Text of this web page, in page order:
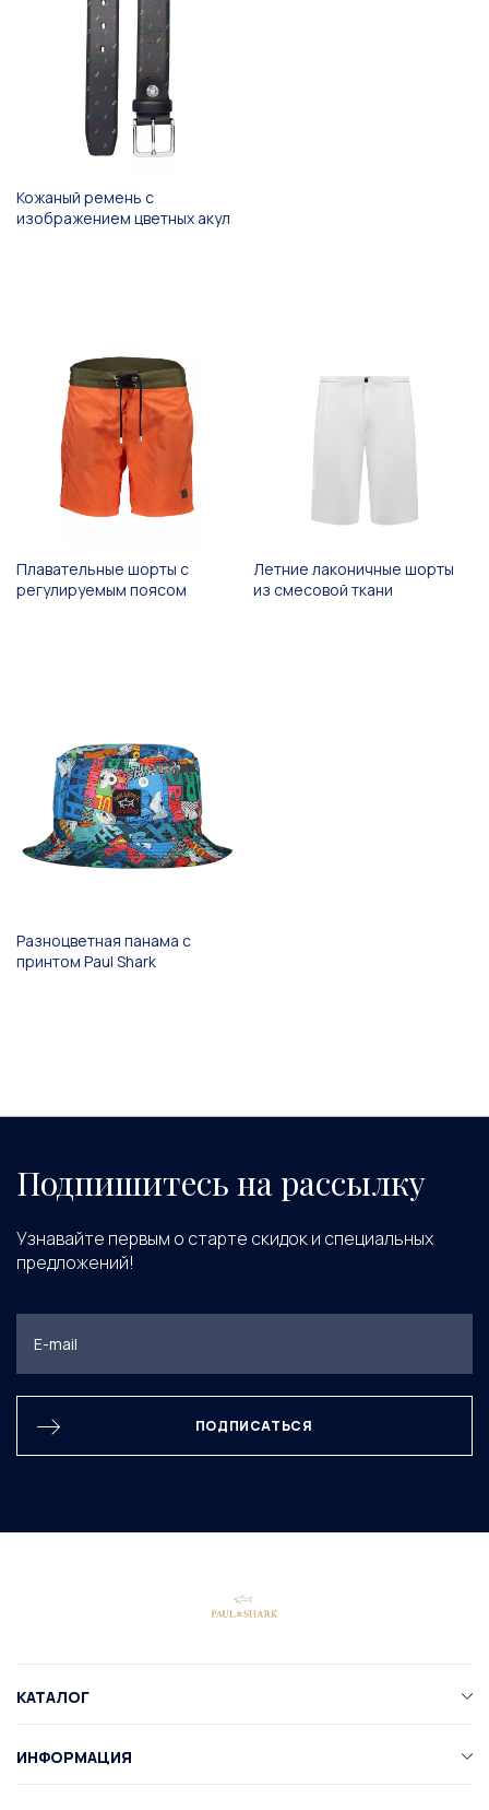
Кожаный ремень с
изображением цветных акул
Плавательные шорты с
регулируемым поясом
Летние лаконичные шорты
из смесовой ткани
Разноцветная панама с
принтом Paul Shark
Подпишитесь на рассылку
Узнавайте первым о старте скидок и специальных
предложений!
ПОДПИСАТЬСЯ
КАТАЛОГ
ИНФОРМАЦИЯ